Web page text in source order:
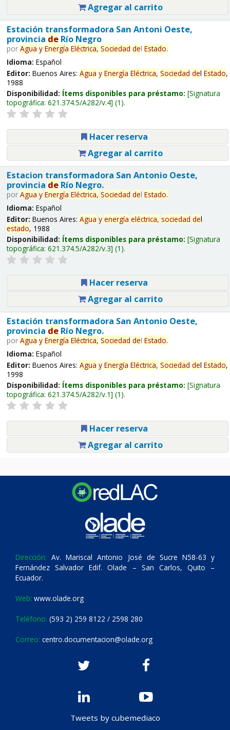
Agregar al carrito
Estación transformadora San Antoni Oeste,
provincia deRío Negro
por Agua y Energía Eléctrica, Sociedad del Estado.
Idioma: Español
Editor: Buenos Aires: Agua y Energía Eléctrica, Sociedad del Estado,
1988
Disponibilidad: Ítems disponibles para préstamo: Signatura
topográfica: 621.374.5/A282/v.4 (1).
Hacer reserva
Agregar al carrito
Estacion transformadora San Antonio Oeste,
provincia deRío Negro.
por Agua y Energía Eléctrica, Sociedad del Estado.
Idioma: Español
Editor: Buenos Aires: Agua y energía eléctrica, sociedad del
estado, 1988
Disponibilidad: Ítems disponibles para préstamo: Signatura
topográfica: 621.374.5/A282/v.3 (1).
Hacer reserva
Agregar al carrito
Estación transformadora San Antonio Oeste,
provincia deRío Negro.
por Agua y Energía Eléctrica, Sociedad del Estado.
Idioma: Español
Editor: Buenos Aires: Agua y Energía Eléctrica, Sociedad del Estado,
1998
Disponibilidad: Ítems disponibles para préstamo: Signatura
topográfica: 621.374.5/A282/v.1 (1).
Hacer reserva
Agregar al carrito
Dirección: Av. Mariscal Antonio José de Sucre N58-63 y
Fernández Salvador Edif. Olade – San Carlos, Quito –
Ecuador.
Web: www.olade.org
Teléfono: (593 2) 259 8122 / 2598 280
Correo: centro.documentacion@olade.org
Tweets by cubemediaco